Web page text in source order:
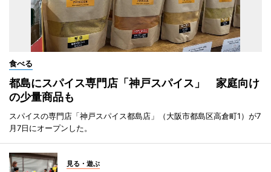
食べる
都島にスパイス専門店「神戸スパイス」 家庭向け
の少量商品も
スパイスの専門店「神戸スパイス都島店」（大阪市都島区高倉町1）が7
月7日にオープンした。
見る・遊ぶ